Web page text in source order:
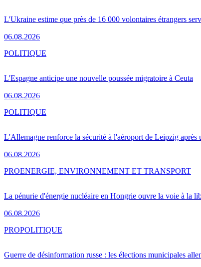
L'Ukraine estime que près de 16 000 volontaires étrangers
06.08.2026
L'Espagne anticipe une nouvelle poussée migratoire à Ceuta
06.08.2026
POLITIQUE
L'Allemagne renforce la sécurité à l'aéroport de Leipzig après
06.08.2026
POLITIQUE
La pénurie d'énergie nucléaire en Hongrie ouvre la voie à la
06.08.2026
PROENERGIE, ENVIRONNEMENT ET TRANSPORT
Guerre de désinformation russe : les élections municipales
PROPOLITIQUE